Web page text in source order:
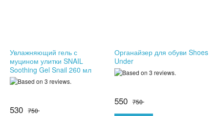
ХИТЫ ПРОДАЖ
Увлажняющий гель с
муцином улитки SNAIL
Soothing Gel Snail 260 мл
530 750
Органайзер для обуви Shoes
Under
550 750